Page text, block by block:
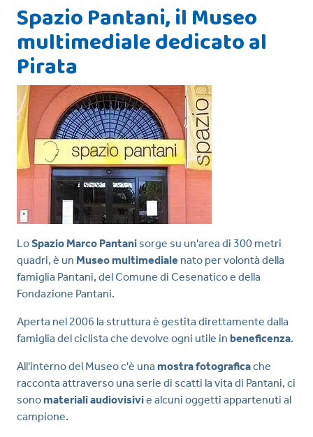
Spazio Pantani, il Museo
multimediale dedicato al
Pirata
LoSpazio Marco Pantani sorge su un'area di 300 metri
quadri, è un Museo multimediale nato per volontà della
famiglia Pantani, del Comune di Cesenatico e della
Fondazione Pantani.
Aperta nel 2006 la struttura è gestita direttamente dalla
famiglia del ciclista che devolve ogni utile in beneficenza.
All'interno del Museo c'è una mostra fotograficache
racconta attraverso una serie di scatti la vita di Pantani, ci
sonomateriali audiovisivie alcuni oggetti appartenuti al
campione.